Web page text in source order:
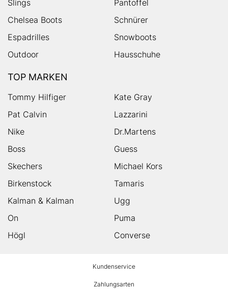
Slings
Pantoffel
Chelsea Boots
Schnürer
Espadrilles
Snowboots
Outdoor
Hausschuhe
TOP MARKEN
Tommy Hilfiger
Kate Gray
Pat Calvin
Lazzarini
Nike
Dr.Martens
Boss
Guess
Skechers
Michael Kors
Birkenstock
Tamaris
Kalman & Kalman
Ugg
On
Puma
Högl
Converse
Kundenservice
Zahlungsarten